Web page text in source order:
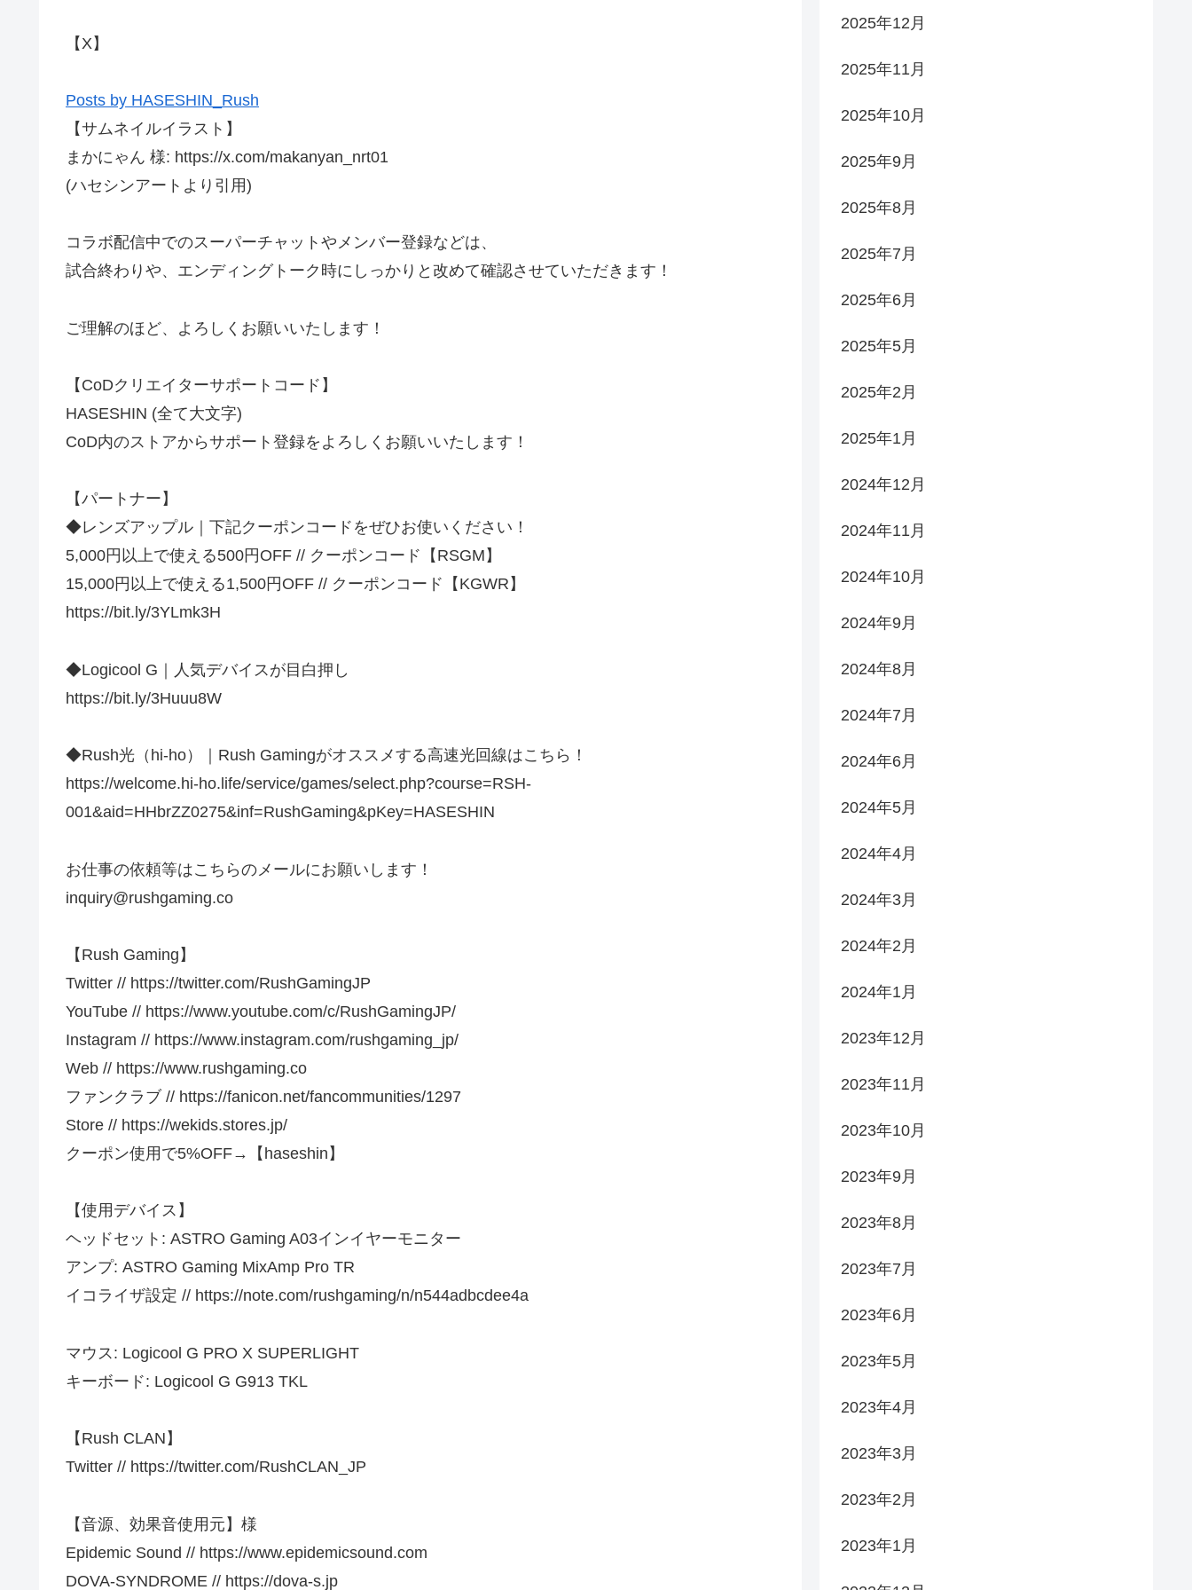
【X】
Posts by HASESHIN_Rush
【サムネイルイラスト】
まかにゃん 様: https://x.com/makanyan_nrt01
(ハセシンアートより引用)
コラボ配信中でのスーパーチャットやメンバー登録などは、
試合終わりや、エンディングトーク時にしっかりと改めて確認させていただきます！
ご理解のほど、よろしくお願いいたします！
【CoDクリエイターサポートコード】
HASESHIN (全て大文字)
CoD内のストアからサポート登録をよろしくお願いいたします！
【パートナー】
◆レンズアップル｜下記クーポンコードをぜひお使いください！
5,000円以上で使える500円OFF // クーポンコード【RSGM】
15,000円以上で使える1,500円OFF // クーポンコード【KGWR】
https://bit.ly/3YLmk3H
◆Logicool G｜人気デバイスが目白押し
https://bit.ly/3Huuu8W
◆Rush光（hi-ho）｜Rush Gamingがオススメする高速光回線はこちら！
https://welcome.hi-ho.life/service/games/select.php?course=RSH-
001&aid=HHbrZZ0275&inf=RushGaming&pKey=HASESHIN
お仕事の依頼等はこちらのメールにお願いします！
inquiry@rushgaming.co
【Rush Gaming】
Twitter // https://twitter.com/RushGamingJP
YouTube // https://www.youtube.com/c/RushGamingJP/
Instagram // https://www.instagram.com/rushgaming_jp/
Web // https://www.rushgaming.co
ファンクラブ // https://fanicon.net/fancommunities/1297
Store // https://wekids.stores.jp/
クーポン使用で5%OFF→【haseshin】
【使用デバイス】
ヘッドセット: ASTRO Gaming A03インイヤーモニター
アンプ: ASTRO Gaming MixAmp Pro TR
イコライザ設定 // https://note.com/rushgaming/n/n544adbcdee4a
マウス: Logicool G PRO X SUPERLIGHT
キーボード: Logicool G G913 TKL
【Rush CLAN】
Twitter // https://twitter.com/RushCLAN_JP
【音源、効果音使用元】様
Epidemic Sound // https://www.epidemicsound.com
DOVA-SYNDROME // https://dova-s.jp
2025年12月
2025年11月
2025年10月
2025年9月
2025年8月
2025年7月
2025年6月
2025年5月
2025年2月
2025年1月
2024年12月
2024年11月
2024年10月
2024年9月
2024年8月
2024年7月
2024年6月
2024年5月
2024年4月
2024年3月
2024年2月
2024年1月
2023年12月
2023年11月
2023年10月
2023年9月
2023年8月
2023年7月
2023年6月
2023年5月
2023年4月
2023年3月
2023年2月
2023年1月